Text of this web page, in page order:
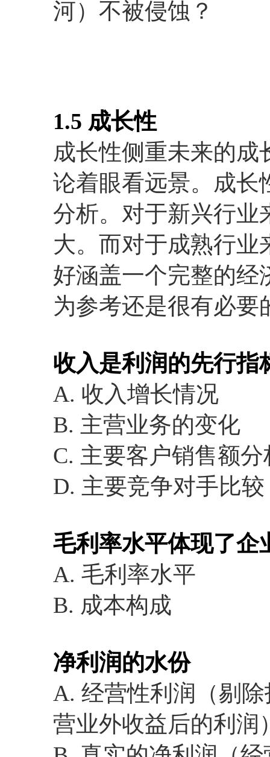
河）不被侵蚀？
1.5 成长性
成长性侧重未来的成
论着眼看远景。成长
分析。对于新兴行业
大。而对于成熟行业
好涵盖一个完整的经
为参考还是很有必要
收入是利润的先行指
A. 收入增长情况
B. 主营业务的变化
C. 主要客户销售额分
D. 主要竞争对手比较
毛利率水平体现了企
A. 毛利率水平
B. 成本构成
净利润的水份
A. 经营性利润（剔
营业外收益后的利润